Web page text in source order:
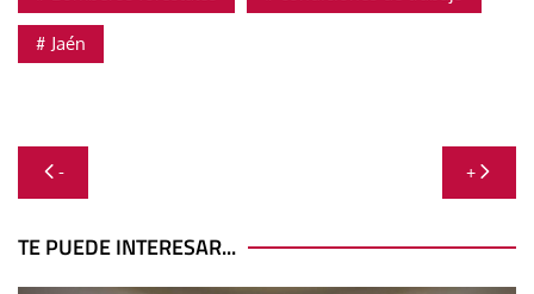
Jaén
Navegación
de
entradas
- +
TE PUEDE INTERESAR...